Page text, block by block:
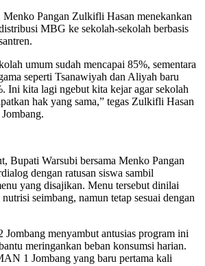
Menko Pangan Zulkifli Hasan menekankan
MBG ke sekolah-sekolah berbasis
umum sudah mencapai 85%, sementara
seperti Tsanawiyah dan Aliyah baru
Ini kita lagi ngebut kita kejar agar sekolah
hak yang sama,” tegas Zulkifli Hasan
Bupati Warsubi bersama Menko Pangan
dengan ratusan siswa sambil
yang disajikan. Menu tersebut dinilai
seimbang, namun tetap sesuai dengan
menyambut antusias program ini
meringankan beban konsumsi harian.
1 Jombang yang baru pertama kali